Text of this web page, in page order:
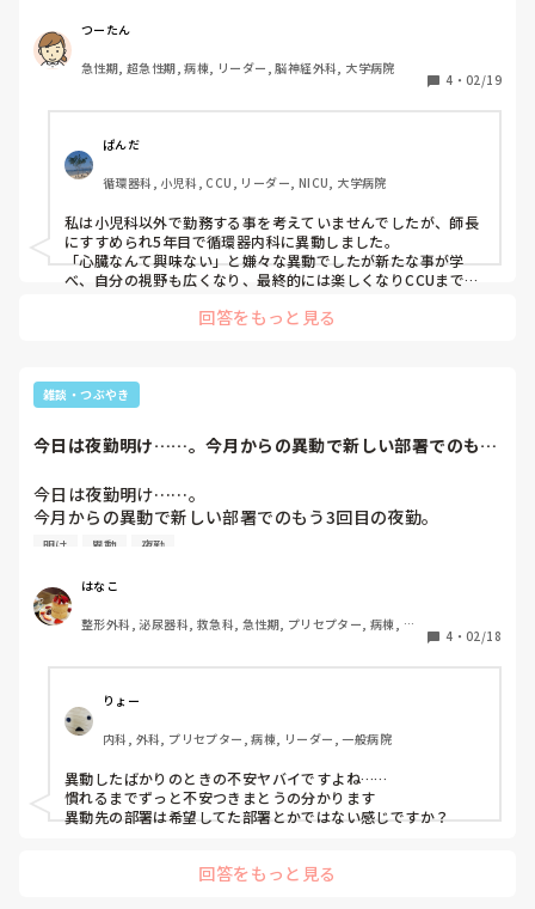
ですが新卒からずっと同じ病棟にいることに徐々に疑問を持
ち始めてきました。きっかけは友人や同期、後輩たちが異動
したり看護師をやめたり、海外へ行ったりしているからだと
思います。わたしだけ何も変わってないことに焦っているの
かもしれません💦
なら異動しよう！思うのですが、忙しいけどやりがいもある
病棟で、強く不満があるわけでもないのです。でもなんだか
もやもや...☁️
加えて、もうすぐ結婚することが決まっており、今の土地を
離れる必要もないのです。来年度には結婚式を控えており、
忙しくなるかもしれません💦
わたしは異動したりするべきなのか、とりあえず留まるべき
同じように悩んでいる方や、同じ経験がある方、先輩方アド
つーたん
急性期, 超急性期, 病棟, リーダー, 脳神経外科, 大学病院
4 ・ 02/19
ぱんだ
循環器科, 小児科, CCU, リーダー, NICU, 大学病院
私は小児科以外で勤務する事を考えていませんでしたが、師長
にすすめられ5年目で循環器内科に異動しました。
「心臓なんて興味ない」と嫌々な異動でしたが新たな事が学
べ、自分の視野も広くなり、最終的には楽しくなりCCUまでや
私は異動して良かったと思っているのでみんなにも異動をすす
大変なのと、新生活に慣れるのに多少の時間は必要です！
異動はいつでもできるので、今は旦那さんとの一生に一度の思
い出に全力を注ぐ事をオススメします( •̀ᴗ•́ )
回答をもっと見る
雑談・つぶやき
今日は夜勤明け……。今月からの異動で新しい部署でのもう
今日は夜勤明け……。
今月からの異動で新しい部署でのもう3回目の夜勤。
何かしでかしてないかやり残したことはないか心配で仕事の
慣れてないからやだなー…。元の部署に帰りたいよー。
明け 異動 夜勤
はなこ
整形外科, 泌尿器科, 救急科, 急性期, プリセプター, 病棟, リ
4 ・ 02/18
りょー
内科, 外科, プリセプター, 病棟, リーダー, 一般病院
異動したばかりのときの不安ヤバイですよね……
慣れるまでずっと不安つきまとうの分かります
異動先の部署は希望してた部署とかではない感じですか？
回答をもっと見る